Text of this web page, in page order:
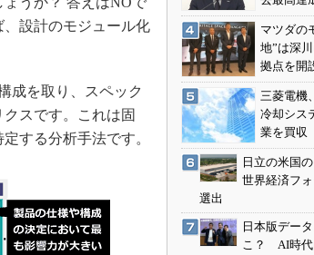
CAE
タ
設計のモジュール化
成を取り、スペック
スです。これは固
する分析手法です。
マツダの
地”は深
拠点を開
三菱電機
冷却シス
業を買収
日立の米国
世界経済フ
選出
日本版デー
こ？ AI時代